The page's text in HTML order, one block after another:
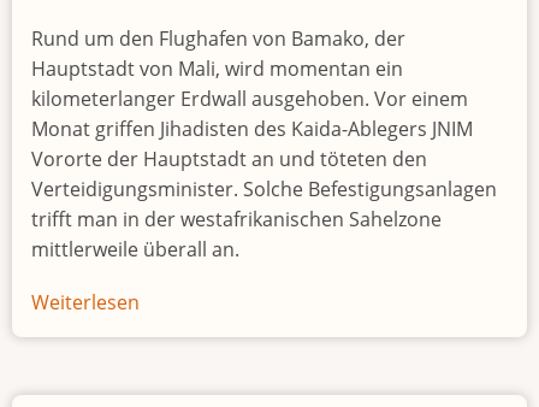
Rund um den Flughafen von Bamako, der
Hauptstadt von Mali, wird momentan ein
kilometerlanger Erdwall ausgehoben. Vor einem
Monat griffen Jihadisten des Kaida-Ablegers JNIM
Vororte der Hauptstadt an und töteten den
Verteidigungsminister. Solche Befestigungsanlagen
trifft man in der westafrikanischen Sahelzone
mittlerweile überall an.
Weiterlesen
Wer
hinauswagt,